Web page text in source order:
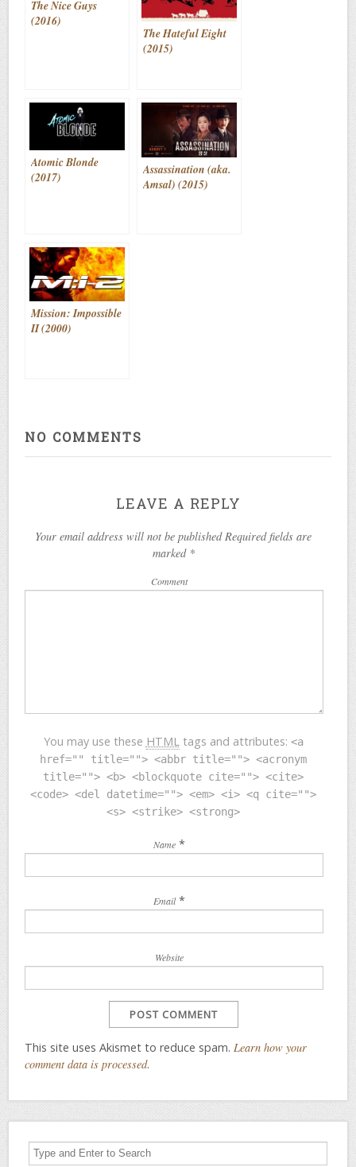
The Nice Guys
(2016)
The Hateful Eight
(2015)
Atomic Blonde
(2017)
Assassination (aka.
Amsal) (2015)
Mission: Impossible
II (2000)
NO COMMENTS
LEAVE A REPLY
Your email address will not be published Required fields are
marked *
Comment
You may use these HTML tags and attributes: <a
href="" title=""> <abbr title=""> <acronym
title=""> <b> <blockquote cite=""> <cite>
<code> <del datetime=""> <em> <i> <q cite="">
<s> <strike> <strong>
Name *
Email *
Website
This site uses Akismet to reduce spam. Learn how your
comment data is processed.